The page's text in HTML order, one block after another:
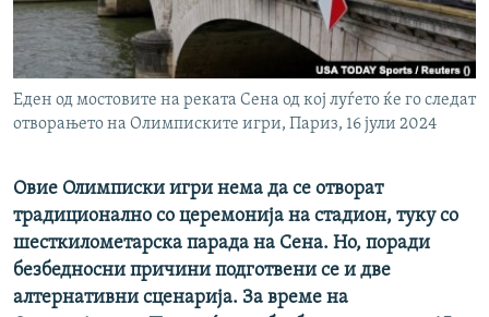
Еден од мостовите на реката Сена од кој луѓето ќе го следат
отворањето на Олимписките игри, Париз, 16 јули 2024
Овие Олимписки игри нема да се отворат
традиционално со церемонија на стадион, туку со
шесткилометарска парада на Сена. Но, поради
безбедносни причини подготвени се и две
алтернативни сценарија. За време на